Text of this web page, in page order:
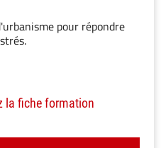
pour répondre
la fiche formation